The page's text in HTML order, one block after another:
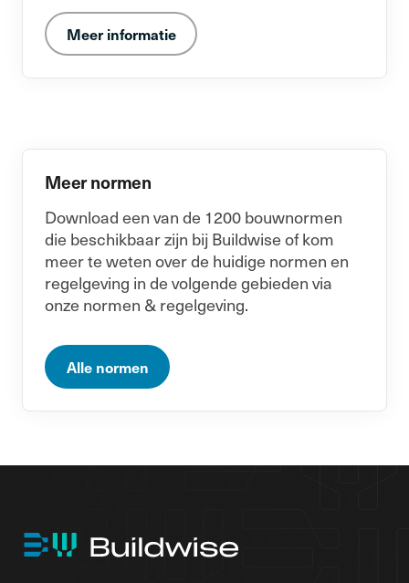
Meer informatie
Meer normen
Download een van de 1200 bouwnormen
die beschikbaar zijn bij Buildwise of kom
meer te weten over de huidige normen en
regelgeving in de volgende gebieden via
onze normen & regelgeving.
Alle normen